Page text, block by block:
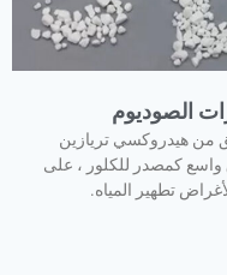
الصوديوم
من هيدروكسي تريازين
كمصدر للكلور ، على
تطهير المياه.